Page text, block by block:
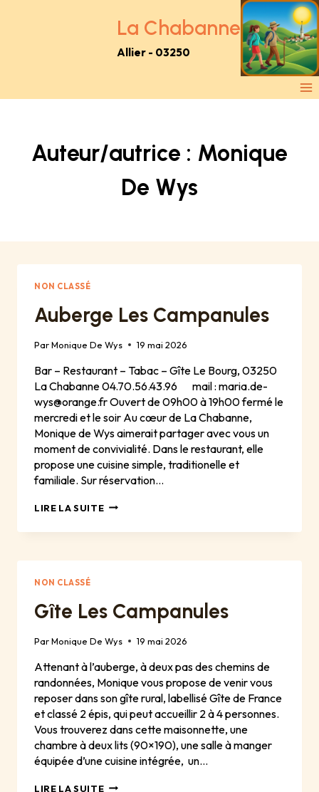
La Chabanne
Allier - 03250
Auteur/autrice : Monique
De Wys
NON CLASSÉ
Auberge Les Campanules
ParMonique De Wys 19 mai 2026
Bar – Restaurant – Tabac – Gîte Le Bourg, 03250
La Chabanne 04.70.56.43.96 mail : maria.de-
wys@orange.fr Ouvert de 09h00 à 19h00 fermé le
mercredi et le soir Au cœur de La Chabanne,
Monique de Wys aimerait partager avec vous un
moment de convivialité. Dans le restaurant, elle
propose une cuisine simple, traditionelle et
familiale. Sur réservation…
LIRE LA SUITEAUBERGE
NON CLASSÉ
Gîte Les Campanules
ParMonique De Wys 19 mai 2026
Attenant à l’auberge, à deux pas des chemins de
randonnées, Monique vous propose de venir vous
reposer dans son gîte rural, labellisé Gîte de France
et classé 2 épis, qui peut accueillir 2 à 4 personnes.
Vous trouverez dans cette maisonnette, une
chambre à deux lits (90×190), une salle à manger
équipée d’une cuisine intégrée, un…
LIRE LA SUITEGÎTE